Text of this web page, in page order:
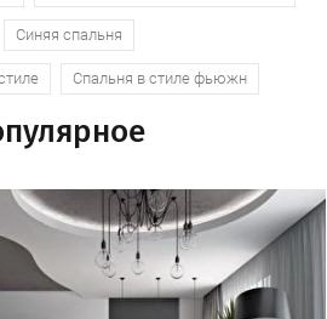
Синяя спальня
Спальня в стиле фьюжн